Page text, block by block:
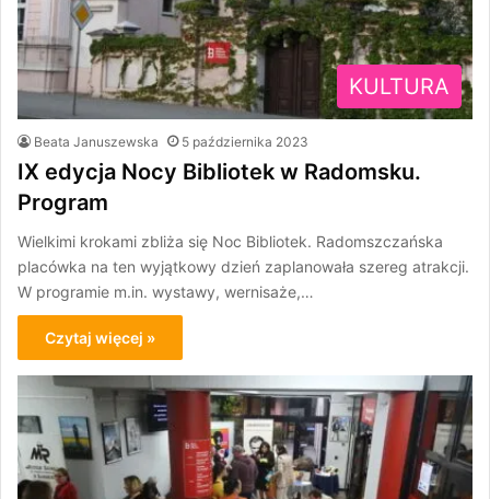
KULTURA
Beata Januszewska 5 października 2023
IX edycja Nocy Bibliotek w Radomsku.
Program
Wielkimi krokami zbliża się Noc Bibliotek. Radomszczańska
placówka na ten wyjątkowy dzień zaplanowała szereg atrakcji.
W programie m.in. wystawy, wernisaże,…
Czytaj więcej »